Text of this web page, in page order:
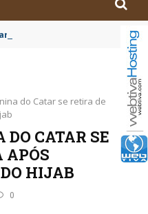
representam o Brasil no
do Catar se retira de
CATAR SE
APÓS
HIJAB
0